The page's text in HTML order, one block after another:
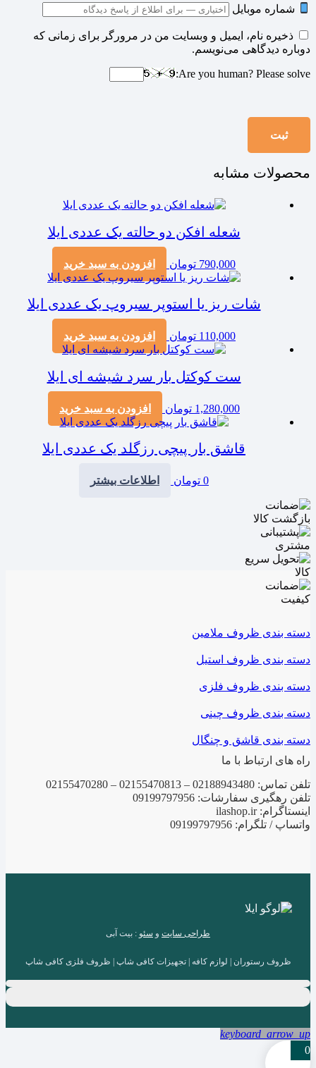
شماره موبایل
ذخیره نام، ایمیل و وبسایت من در مرورگر برای زمانی که
دوباره دیدگاهی می‌نویسم.
Are you human? Please solve:
محصولات مشابه
شعله افکن دو حالته یک عددی ایلا
790,000 تومان افزودن به سبد خرید
شات‌ ریز یا استوپر سیروپ یک عددی ایلا
110,000 تومان افزودن به سبد خرید
ست کوکتل بار سرد شیشه ای ایلا
1,280,000 تومان افزودن به سبد خرید
قاشق بار پیچی رزگلد یک عددی ایلا
0 تومان اطلاعات بیشتر
دسته بندی ظروف ملامین
دسته بندی ظروف استیل
دسته بندی ظروف فلزی
دسته بندی ظروف چینی
دسته بندی قاشق و چنگال
راه های ارتباط با ما
تلفن تماس: 02188943480 – 02155470813 – 02155470280
تلفن رهگیری سفارشات: 09199797956
اینستاگرام: ilashop.ir
واتساپ / تلگرام: 09199797956
طراحی سایت و سئو : بیت آبی
ظروف رستوران | لوازم کافه | تجهیزات کافی شاپ | ظروف فلزی کافی شاپ
keyboard_arrow_up
0